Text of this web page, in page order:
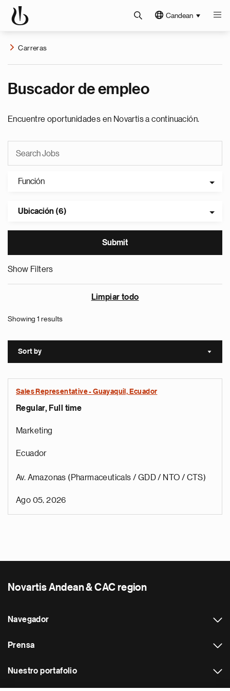
Candean
Carreras
Buscador de empleo
Encuentre oportunidades en Novartis a continuación.
Función
Ubicación (6)
Show Filters
Limpiar todo
Showing 1 results
Sort by Sort
Sales Representative - Guayaquil, Ecuador
Regular, Full time
Marketing
Ecuador
Av. Amazonas (Pharmaceuticals / GDD / NTO / CTS)
Ago 05, 2026
Novartis Andean & CAC region
Navegador
Prensa
Nuestro portafolio